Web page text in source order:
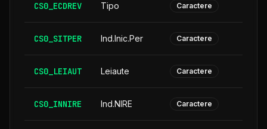
CS0_ECDREV Tipo Caractere
CS0_SITPER Ind.Inic.Per Caractere
CS0_LEIAUT Leiaute Caractere
CS0_INNIRE Ind.NIRE Caractere